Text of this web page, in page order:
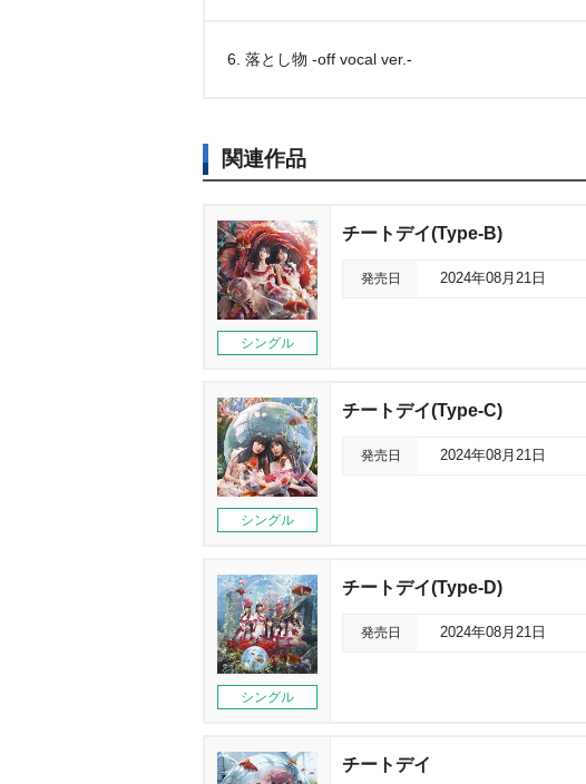
6. 落とし物 -off vocal ver.-
関連作品
シングル
チートデイ(Type-B)
発売日 2024年08月21日
シングル
チートデイ(Type-C)
発売日 2024年08月21日
シングル
チートデイ(Type-D)
発売日 2024年08月21日
チートデイ